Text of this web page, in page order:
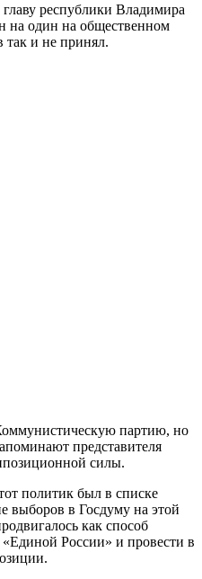
республики Владимира
на один на общественном
так и не принял.
партию, но
представителя
силы.
политик был в списке
выборов в Госдуму на этой
как способ
России» и провести в